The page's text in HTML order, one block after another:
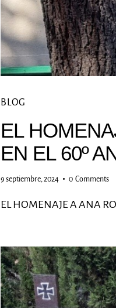
BLOG
EL
EN EL 60º
9 septiembre, 2024 0 Comments
EL HOMENAJE A ANA